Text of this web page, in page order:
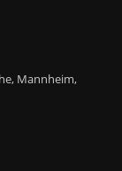
Mannheim,